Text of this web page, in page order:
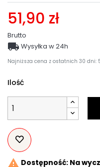
51,90 zł
Brutto
Najniższa cena z ostatnich 30 dni:
 Wysyłka w 24h
Ilość
 Dostępność: Na